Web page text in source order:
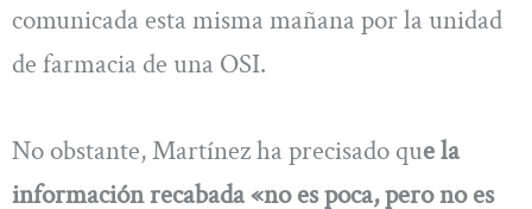
comunicada esta misma mañana por la unidad
de farmacia de una OSI.
No obstante, Martínez ha precisado que la
información recabada «no es poca, pero no es